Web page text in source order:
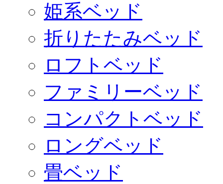
姫系ベッド
折りたたみベッド
ロフトベッド
ファミリーベッド
コンパクトベッド
ロングベッド
畳ベッド